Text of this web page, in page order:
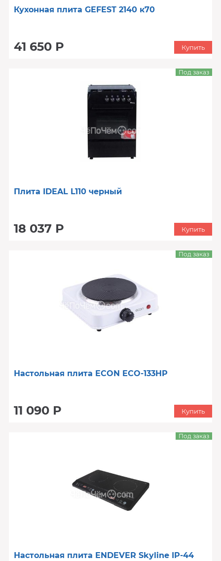
Кухонная плита GEFEST 2140 к70
41 650 Р Купить
Плита IDEAL L110 черный
18 037 Р
Под заказ
Купить
Настольная плита ECON ECO-133HP
11 090 Р
Под заказ
Купить
Настольная плита ENDEVER Skyline IP-44
Под заказ